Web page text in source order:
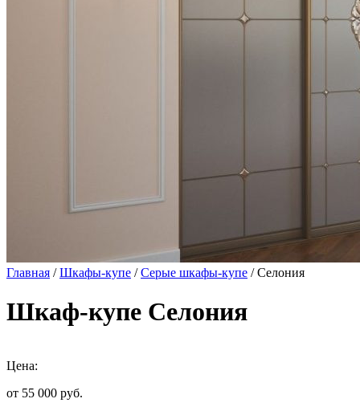
Главная /Шкафы-купе /Серые шкафы-купе / Селония
Шкаф-купе Селония
Цена:
от 55 000 руб.